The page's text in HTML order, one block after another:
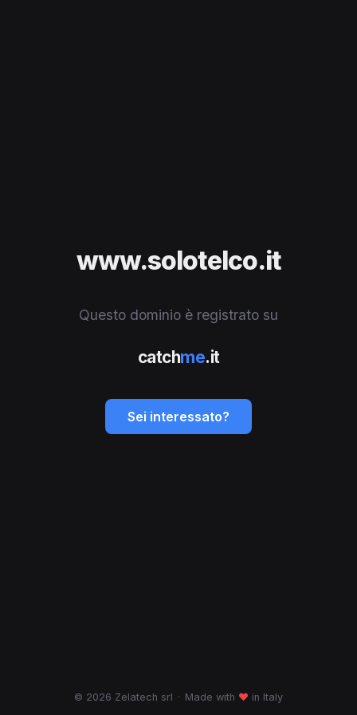
www.solotelco.it
Questo dominio è registrato su
catchme.it
Sei interessato?
© 2026 Zelatech srl · Made with ♥ in Italy